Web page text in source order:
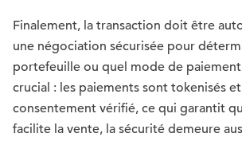
Finalement, la transaction doit être
une négociation sécurisée pour
portefeuille ou quel mode de
crucial : les paiements sont tokenisés
consentement vérifié, ce qui garantit
facilite la vente, la sécurité demeure